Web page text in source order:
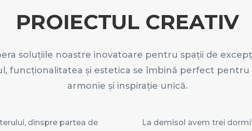
PROIECTUL CREATIV
soluțiile noastre inovatoare pentru spații de
funcționalitatea și estetica se îmbină perfect
armonie și inspirație unică.
dinspre partea de
La demisol avem trei